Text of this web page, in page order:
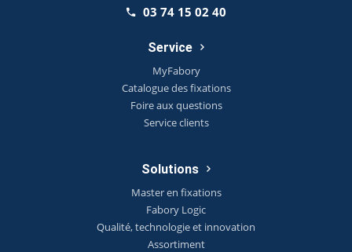
03 74 15 02 40
Service
MyFabory
Catalogue des fixations
Foire aux questions
Service clients
Solutions
Master en fixations
Fabory Logic
Qualité, technologie et innovation
Assortiment